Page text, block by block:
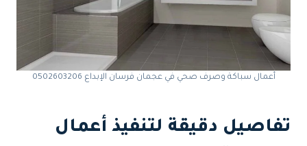
أعمال سباكة وصرف صحي في عجمان فرسان الإبداع 0502603206
تفاصيل دقيقة لتنفيذ أعمال